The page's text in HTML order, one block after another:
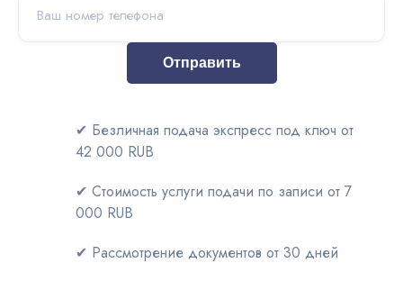
Отправить
✔ Безличная подача экспресс под ключ от
42 000 RUB
✔ Стоимость услуги подачи по записи от 7
000 RUB
✔ Рассмотрение документов от 30 дней